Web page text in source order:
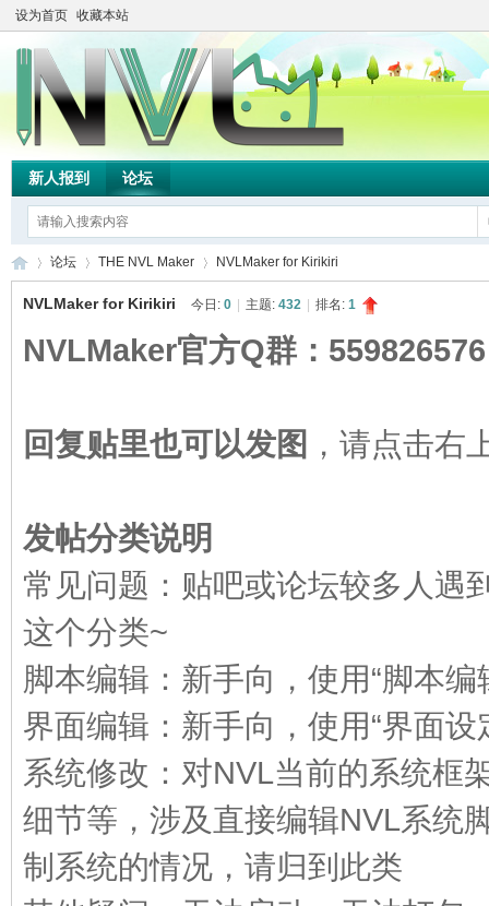
设为首页 收藏本站
新人报到 论坛
»
论坛
›
THE NVL Maker
›
NVLMaker for Kirikiri
NVLMaker for Kirikiri 今日: 0 主题: 432 排名: 1
NVLMaker官方Q群：559826576
回复贴里也可以发图 ，请点击右
发帖分类说明
常见问题：贴吧或论坛较多人遇
这个分类~
脚本编辑：新手向，使用“脚本编
界面编辑：新手向，使用“界面设
系统修改：对NVL当前的系统框
细节等，涉及直接编辑NVL系统
制系统的情况，请归到此类